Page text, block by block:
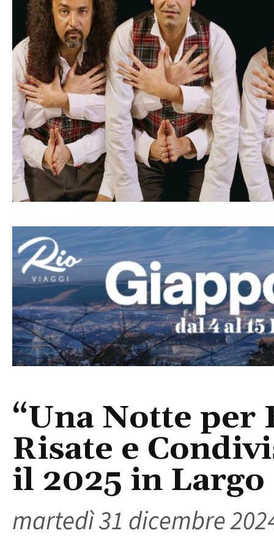
“Una Notte per
Risate e
il 2025 in
martedì 31 dicembre